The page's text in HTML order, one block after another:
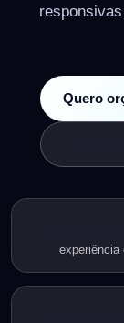
Quero
experiência